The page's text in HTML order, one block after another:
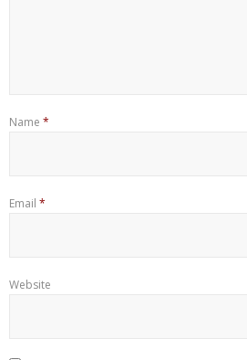
Name *
Email *
Website